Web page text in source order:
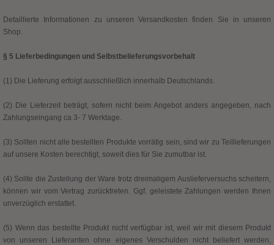
Detaillierte Informationen zu unseren Versandkosten finden Sie in unseren
Shop.
§ 5 Lieferbedingungen und Selbstbelieferungsvorbehalt
(1) Die Lieferung erfolgt ausschließlich innerhalb Deutschlands.
(2) Die Lieferzeit beträgt, sofern nicht beim Angebot anders angegeben, nach
Zahlungseingang ca 3- 7 Werktage.
(3) Sollten nicht alle bestellten Produkte vorrätig sein, sind wir zu Teillieferungen
auf unsere Kosten berechtigt, soweit dies für Sie zumutbar ist.
(4) Sollte die Zustellung der Ware trotz dreimaligem Auslieferversuchs scheitern,
können wir vom Vertrag zurücktreten. Ggf. geleistete Zahlungen werden Ihnen
unverzüglich erstattet.
(5) Wenn das bestellte Produkt nicht verfügbar ist, weil wir mit diesem Produkt
von unseren Lieferanten ohne eigenes Verschulden nicht beliefert werden,